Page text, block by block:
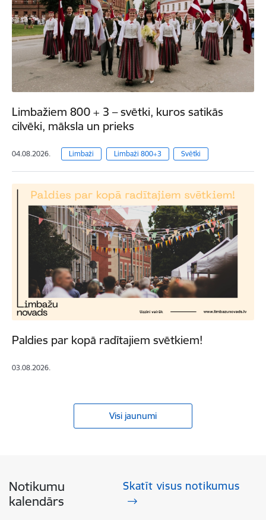
Limbažiem 800 + 3 – svētki, kuros satikās
cilvēki, māksla un prieks
04.08.2026. Limbaži Limbaži 800+3 Svētki
Paldies par kopā radītajiem svētkiem!
03.08.2026.
Visi jaunumi
Notikumu
kalendārs
Skatīt visus notikumus